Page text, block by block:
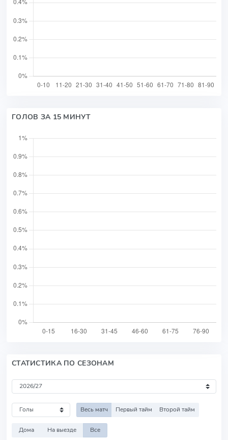
ГОЛОВ ЗА 15 МИНУТ
СТАТИСТИКА ПО СЕЗОНАМ
Весь матч Первый тайм Второй тайм
Дома На выезде Все